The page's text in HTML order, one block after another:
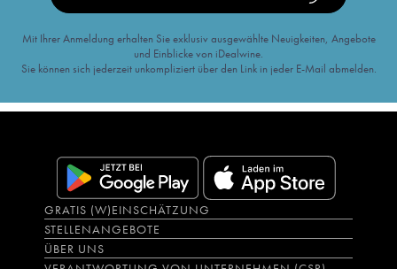
Mit Ihrer Anmeldung erhalten Sie exklusiv ausgewählte Neuigkeiten, Angebote
und Einblicke von iDealwine.
Sie können sich jederzeit unkompliziert über den Link in jeder E-Mail abmelden.
GRATIS (W)EINSCHÄTZUNG
STELLENANGEBOTE
ÜBER UNS